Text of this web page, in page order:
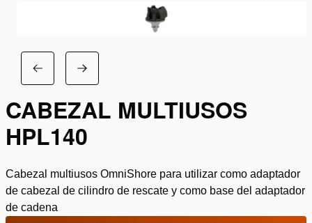
CABEZAL MULTIUSOS
HPL140
Cabezal multiusos OmniShore para utilizar como adaptador
de cabezal de cilindro de rescate y como base del adaptador
de cadena